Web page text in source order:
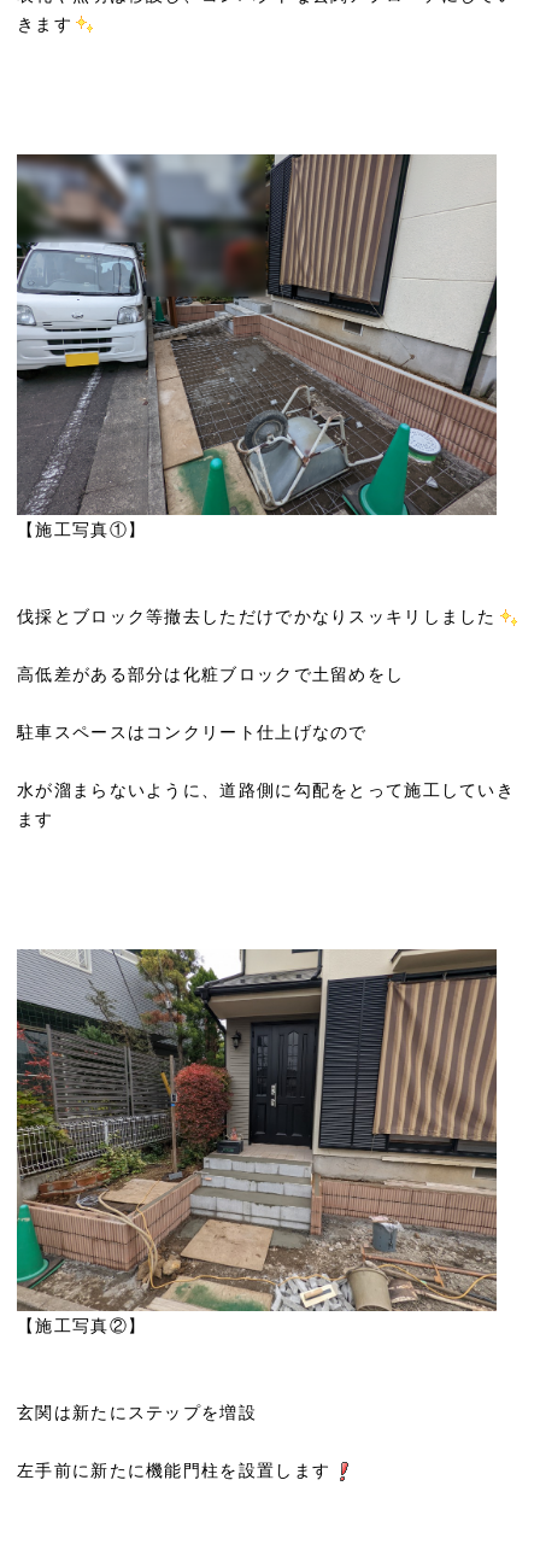
きます
【施工写真①】
伐採とブロック等撤去しただけでかなりスッキリしました
高低差がある部分は化粧ブロックで土留めをし
駐車スペースはコンクリート仕上げなので
水が溜まらないように、道路側に勾配をとって施工していき
ます
【施工写真②】
玄関は新たにステップを増設
左手前に新たに機能門柱を設置します